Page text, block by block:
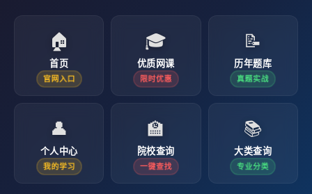
🏠
首页
官网入口
🎓
优质网课
限时优惠
📝
历年题库
真题实战
👤
个人中心
我的学习
🏫
院校查询
一键查找
📚
大类查询
专业分类